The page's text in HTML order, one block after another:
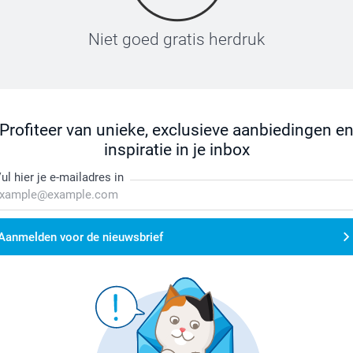
Niet goed gratis herdruk
Profiteer van unieke, exclusieve aanbiedingen en
inspiratie in je inbox
hier je e-mailadres in
voor de nieuwsbrief